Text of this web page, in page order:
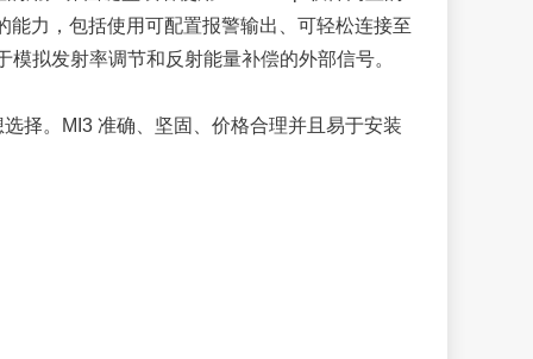
力，包括使用可配置报警输出、可轻松连接至
拟发射率调节和反射能量补偿的外部信号。
择。MI3 准确、坚固、价格合理并且易于安装